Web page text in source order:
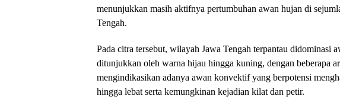
menunjukkan masih aktifnya pertumbuhan awan hujan di
Tengah.
Pada citra tersebut, wilayah Jawa Tengah terpantau didominasi
ditunjukkan oleh warna hijau hingga kuning, dengan beberapa
mengindikasikan adanya awan konvektif yang berpotensi
hingga lebat serta kemungkinan kejadian kilat dan petir.